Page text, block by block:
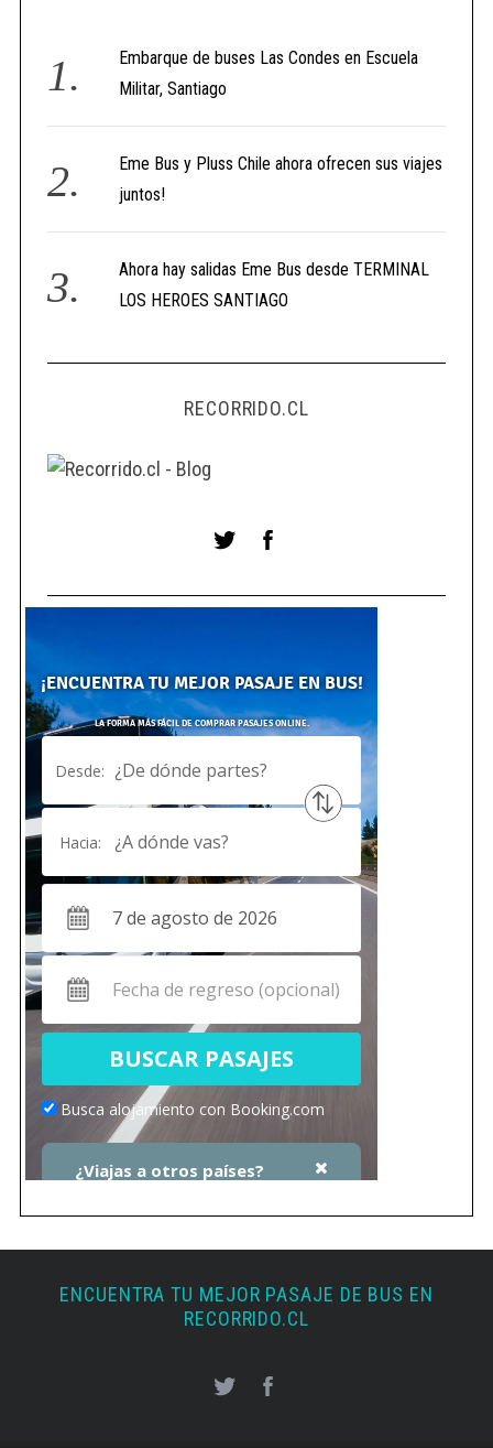
Embarque de buses Las Condes en Escuela
Militar, Santiago
Eme Bus y Pluss Chile ahora ofrecen sus viajes
juntos!
Ahora hay salidas Eme Bus desde TERMINAL
LOS HEROES SANTIAGO
RECORRIDO.CL
ENCUENTRA TU MEJOR PASAJE DE BUS EN
RECORRIDO.CL